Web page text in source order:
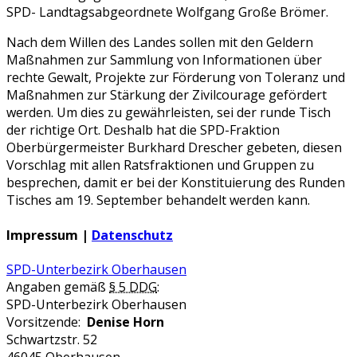
SPD- Landtagsabgeordnete Wolfgang Große Brömer.
Nach dem Willen des Landes sollen mit den Geldern
Maßnahmen zur Sammlung von Informationen über
rechte Gewalt, Projekte zur Förderung von Toleranz und
Maßnahmen zur Stärkung der Zivilcourage gefördert
werden. Um dies zu gewährleisten, sei der runde Tisch
der richtige Ort. Deshalb hat die SPD-Fraktion
Oberbürgermeister Burkhard Drescher gebeten, diesen
Vorschlag mit allen Ratsfraktionen und Gruppen zu
besprechen, damit er bei der Konstituierung des Runden
Tisches am 19. September behandelt werden kann.
Impressum | Datenschutz
SPD-Unterbezirk Oberhausen
Angaben gemäß § 5 DDG:
SPD-Unterbezirk Oberhausen
Vorsitzende: Denise Horn
Schwartzstr. 52